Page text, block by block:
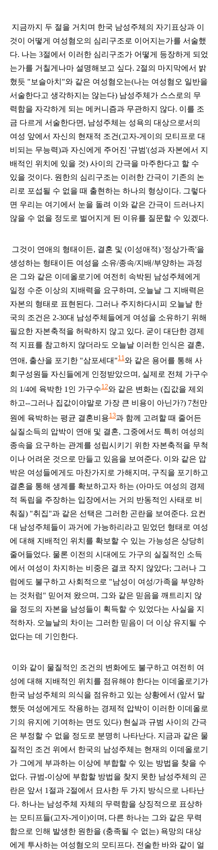
지금까지 두 절을 거치며 한국 남성주체의 자기표상과 이
것이 어떻게 여성혐오의 심리구조로 이어지는가를 서술했
다. 나는 3절에서 이러한 심리구조가 어떻게 등장하게 되었
는가를 거칠게나마 설명해보고 싶다. 2절의 마지막에서 밝
혔듯 "보슬아치"와 같은 여성혐오는(나는 여성혐오 일반을
서술한다고 생각하지는 않는다) 남성주체가 스스로의 무
력함을 자각하게 되는 메커니즘과 무관하지 않다. 이를 조
금 다르게 서술한다면, 남성주체는 성욕의 대상으로서의
여성 앞에서 자신의 현재적 조건(고자-게이의 모티프로 대
비되는 무능력)과 자신에게 주어진 '규범'(성과 자본에서 지
배적인 위치에 있을 것) 사이의 간극을 마주한다고 할 수
있을 것이다. 원한의 심리구조는 이러한 간극이 기존의 논
리로 포섭될 수 없을 때 출현하는 하나의 형상이다. 그렇다
면 우리는 여기에서 눈을 돌려 이와 같은 간극이 드러나지
않을 수 없을 정도로 벌어지게 된 이유를 질문할 수 있겠다.
그것이 연애의 형태이든, 결혼 및 (이성애적) '정상가족'을
생성하는 형태이든 여성을 소유/종속/지배/부양하는 과정
은 그와 같은 이데올로기에 여전히 속박된 남성주체에게
일정 수준 이상의 지배력을 요구하며, 오늘날 그 지배력은
자본의 형태로 표현된다. 그러나 주지하다시피 오늘날 한
국의 조건은 2-30대 남성주체들에게 여성을 소유하기 위해
필요한 자본축적을 허락하지 않고 있다. 굳이 대단한 경제
적 지표를 참고하지 않더라도 오늘날 이러한 인식은 결혼,
연애, 출산을 포기한 "삼포세대"11와 같은 용어를 통해 사
회구성원들 자신들에게 인정받았으며, 실제로 전체 가구수
의 1/4에 육박한 1인 가구수12와 같은 변화는 (집값을 제외
하고--그러나 집값이야말로 가장 큰 비용이 아닌가?) 7천만
원에 육박하는 평균 결혼비용13과 함께 고려할 때 줄어든
실질소득의 압박이 연애 및 결혼, 그중에서도 특히 여성의
종속을 요구하는 관계를 성립시키기 위한 자본축적을 무척
이나 어려운 것으로 만들고 있음을 보여준다. 이와 같은 압
박은 여성들에게도 마찬가지로 가해지며, 구직을 포기하고
결혼을 통해 생계를 확보하고자 하는 (아마도 여성의 경제
적 독립을 주장하는 입장에서는 거의 반동적인 사태로 비
춰질) "취집"과 같은 선택은 그러한 곤란을 보여준다. 요컨
대 남성주체들이 과거에 가능하리라고 믿었던 형태로 여성
에 대해 지배적인 위치를 확보할 수 있는 가능성은 상당히
줄어들었다. 물론 이전의 시대에도 가구의 실질적인 소득
에서 여성이 차지하는 비중은 결코 작지 않았다; 그러나 그
럼에도 불구하고 사회적으로 "남성이 여성/가족을 부양하
는 것처럼" 믿어져 왔으며, 그와 같은 믿음을 깨트리지 않
을 정도의 자본을 남성들이 획득할 수 있었다는 사실을 지
적하자. 오늘날의 차이는 그러한 믿음이 더 이상 유지될 수
없다는 데 기인한다.
이와 같이 물질적인 조건의 변화에도 불구하고 여전히 여
성에 대해 지배적인 위치를 점유해야 한다는 이데올로기가
한국 남성주체의 의식을 점유하고 있는 상황에서 (앞서 말
했듯 여성에게도 작용하는 경제적 압박이 이러한 이데올로
기의 유지에 기여하는 면도 있다) 현실과 규범 사이의 간극
은 부정할 수 없을 정도로 분명히 나타난다. 지금과 같은 물
질적인 조건 위에서 한국의 남성주체는 현재의 이데올로기
가 그에게 부과하는 이상에 부합할 수 있는 방법을 찾을 수
없다. 규범-이상에 부합할 방법을 찾지 못한 남성주체의 곤
란은 앞서 1절과 2절에서 묘사한 두 가지 방식으로 나타난
다. 하나는 남성주체 자체의 무력함을 상징적으로 표상하
는 모티프들(고자-게이)이며, 다른 하나는 그와 같은 무력
함으로 인해 발생한 원한을 (충족될 수 없는) 욕망의 대상
에게 투사하는 여성혐오의 모티프다. 전술한 바와 같이 얼